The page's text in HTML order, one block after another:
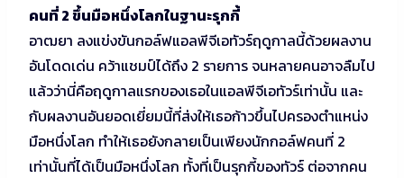
คนที่ 2 ขึ้นมือหนึ่งโลกในฐานะรุกกี้
อาฒยา ลงแข่งขันกอล์ฟแอลพีจีเอทัวร์ฤดูกาลนี้ด้วยผลงาน
อันโดดเด่น คว้าแชมป์ได้ถึง 2 รายการ จนหลายคนอาจลืมไป
แล้วว่านี่คือฤดูกาลแรกของเธอในแอลพีจีเอทัวร์เท่านั้น และ
กับผลงานอันยอดเยี่ยมนี้ที่ส่งให้เธอก้าวขึ้นไปครองตำแหน่ง
มือหนึ่งโลก ทำให้เธอยังกลายเป็นเพียงนักกอล์ฟคนที่ 2
เท่านั้นที่ได้เป็นมือหนึ่งโลก ทั้งที่เป็นรุกกี้ของทัวร์ ต่อจากคน